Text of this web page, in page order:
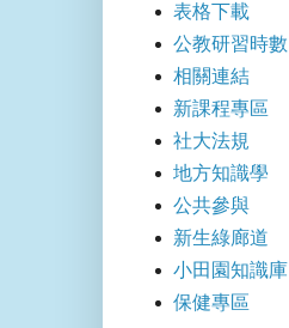
表格下載
公教研習時數
相關連結
新課程專區
社大法規
地方知識學
公共參與
新生綠廊道
小田園知識庫
保健專區